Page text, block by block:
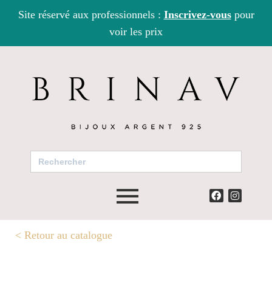
Site réservé aux professionnels : Inscrivez-vouspour
voir les prix
Search
for:
< Retour au catalogue